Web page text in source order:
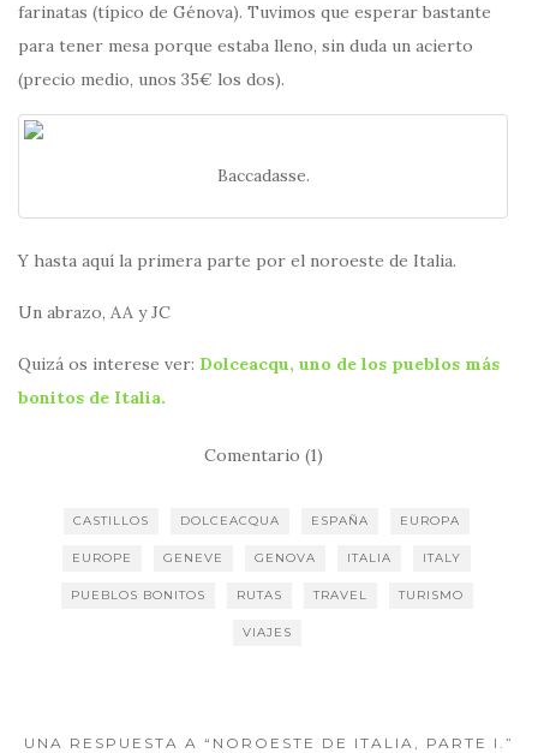
farinatas (típico de Génova). Tuvimos que esperar bastante
para tener mesa porque estaba lleno, sin duda un acierto
(precio medio, unos 35€ los dos).
Baccadasse.
Y hasta aquí la primera parte por el noroeste de Italia.
Un abrazo, AA y JC
Quizá os interese ver: Dolceacqu, uno de los pueblos más
bonitos de Italia.
Comentario (1)
CASTILLOS DOLCEACQUA ESPAÑA EUROPA
EUROPE GENEVE GENOVA ITALIA ITALY
PUEBLOS BONITOS RUTAS TRAVEL TURISMO
VIAJES
UNA RESPUESTA A “NOROESTE DE ITALIA, PARTE I.”